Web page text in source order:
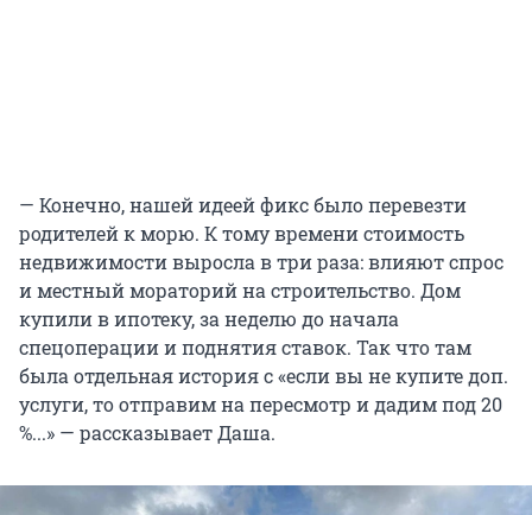
— Конечно, нашей идеей фикс было перевезти
родителей к морю. К тому времени стоимость
недвижимости выросла в три раза: влияют спрос
и местный мораторий на строительство. Дом
купили в ипотеку, за неделю до начала
спецоперации и поднятия ставок. Так что там
была отдельная история с «если вы не купите доп.
услуги, то отправим на пересмотр и дадим под 20
%...» — рассказывает Даша.